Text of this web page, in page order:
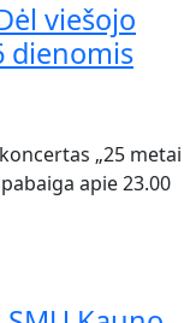
viešojo
dienomis
„25 metai
apie 23.00